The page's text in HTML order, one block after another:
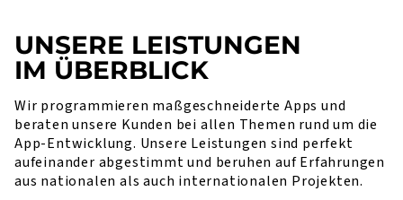
UNSERE LEISTUNGEN
IM ÜBERBLICK
Wir programmieren maßgeschneiderte Apps und
beraten unsere Kunden bei allen Themen rund um die
App-Entwicklung. Unsere Leistungen sind perfekt
aufeinander abgestimmt und beruhen auf Erfahrungen
aus nationalen als auch internationalen Projekten.